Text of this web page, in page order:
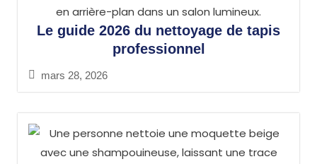
Le guide 2026 du nettoyage de tapis
professionnel
mars 28, 2026